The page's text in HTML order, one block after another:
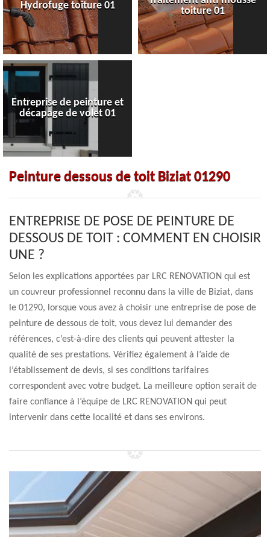
Hydrofuge toiture 01
toiture 01
Entreprise de peinture et
décapage de volet 01
Peinture dessous de toit Biziat 01290
ENTREPRISE DE POSE DE PEINTURE DE
DESSOUS DE TOIT : COMMENT EN CHOISIR
UNE ?
Selon les explications apportées par LRC RENOVATION qui est
un couvreur professionnel reconnu dans la ville de Biziat, dans
le 01290, lorsque vous avez à choisir une entreprise de pose de
peinture de dessous de toit, vous devez lui demander des
références, c’est-à-dire des clients qui peuvent attester la
qualité de ses prestations. Vérifiez également à l’aide de
l’établissement de devis, si ses conditions tarifaires
correspondent avec votre budget. La meilleure option serait de
faire confiance à l’équipe de LRC RENOVATION qui peut
intervenir dans cette localité et dans ses environs.